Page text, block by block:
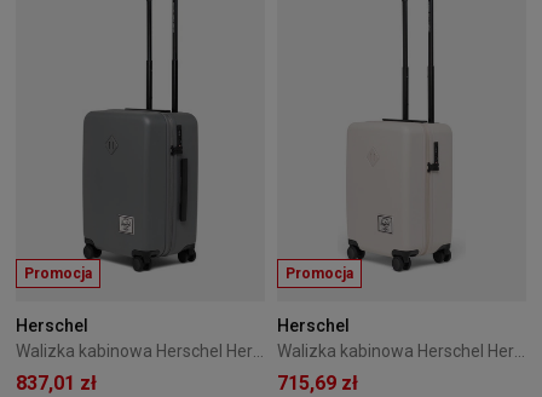
Promocja
Herschel
Walizka kabinowa Herschel Heritage 54 cm Gargoyle
837,01 zł
Promocja
Herschel
Walizka kabinowa Herschel Heritage 50 cm Beżowa
715,69 zł